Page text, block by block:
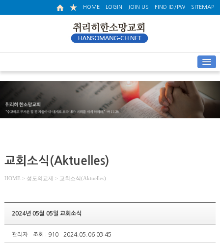
HOME LOGIN JOIN US FIND ID/PW SITEMAP
교회소식(Aktuelles)
HOME > 성도의교제 > 교회소식(Aktuelles)
2024년 05월 05일 교회소식
관리자 조회 : 910 2024.05.06 03:45